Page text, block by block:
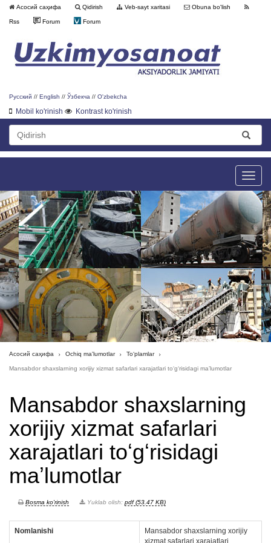
Асосий саҳифа Qidirish Veb-sayt xaritasi Obuna bo'lish
Rss Forum Forum
Русский // English // Ўзбекча // O'zbekcha
Mobil ko'rinish Kontrast ko'rinish
Toggle
Асосий саҳифа Ochiq ma'lumotlar To‘plamlar
Mansabdor shaxslarning xorijiy xizmat safarlari xarajatlari toʻgʻrisidagi maʼlumotlar
Mansabdor shaxslarning
xorijiy xizmat safarlari
xarajatlari toʻgʻrisidagi
maʼlumotlar
Bosma ko'rinish Yuklab olish: pdf (53.47 KB)
Nomlanishi
Mansabdor shaxslarning xorijiy
xizmat safarlari xarajatlari